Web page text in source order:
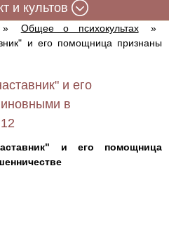
и культов
Общее о психокультах
»
и его помощница признаны
и его
в
и его помощница